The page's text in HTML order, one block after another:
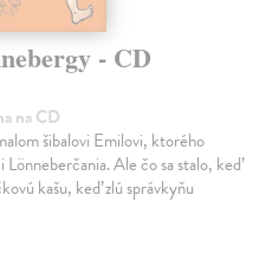
- CD
na CD
šibalovi Emilovi, ktorého
Lönneberčania. Ale čo sa stalo, keď
kašu, keď zlú správkyňu